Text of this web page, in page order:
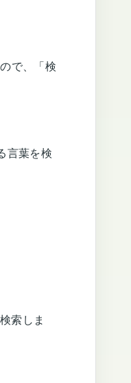
で、「検
言葉を検
索しま